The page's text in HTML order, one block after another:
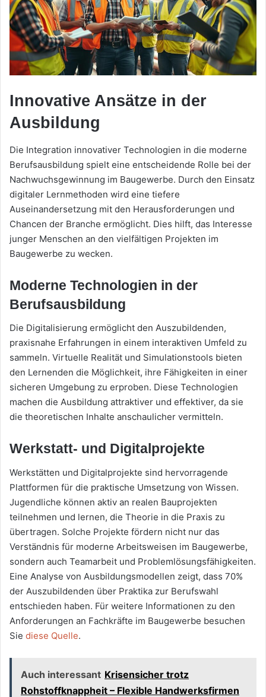
Innovative Ansätze in der
Ausbildung
Die Integration innovativer Technologien in die moderne
Berufsausbildung spielt eine entscheidende Rolle bei der
Nachwuchsgewinnung im Baugewerbe. Durch den Einsatz
digitaler Lernmethoden wird eine tiefere
Auseinandersetzung mit den Herausforderungen und
Chancen der Branche ermöglicht. Dies hilft, das Interesse
junger Menschen an den vielfältigen Projekten im
Baugewerbe zu wecken.
Moderne Technologien in der
Berufsausbildung
Die Digitalisierung ermöglicht den Auszubildenden,
praxisnahe Erfahrungen in einem interaktiven Umfeld zu
sammeln. Virtuelle Realität und Simulationstools bieten
den Lernenden die Möglichkeit, ihre Fähigkeiten in einer
sicheren Umgebung zu erproben. Diese Technologien
machen die Ausbildung attraktiver und effektiver, da sie
die theoretischen Inhalte anschaulicher vermitteln.
Werkstatt- und Digitalprojekte
Werkstätten und Digitalprojekte sind hervorragende
Plattformen für die praktische Umsetzung von Wissen.
Jugendliche können aktiv an realen Bauprojekten
teilnehmen und lernen, die Theorie in die Praxis zu
übertragen. Solche Projekte fördern nicht nur das
Verständnis für moderne Arbeitsweisen im Baugewerbe,
sondern auch Teamarbeit und Problemlösungsfähigkeiten.
Eine Analyse von Ausbildungsmodellen zeigt, dass 70%
der Auszubildenden über Praktika zur Berufswahl
entschieden haben. Für weitere Informationen zu den
Anforderungen an Fachkräfte im Baugewerbe besuchen
Sie diese Quelle.
Auch interessant Krisensicher trotz
Rohstoffknappheit – Flexible Handwerksfirmen